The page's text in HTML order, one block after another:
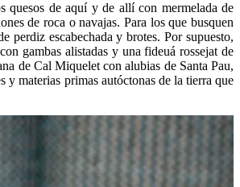
quesos de aquí y de allí con mermelada de
de roca o navajas. Para los que busquen
perdiz escabechada y brotes. Por supuesto,
gambas alistadas y una fideuá rossejat de
de Cal Miquelet con alubias de Santa Pau,
y materias primas autóctonas de la tierra que